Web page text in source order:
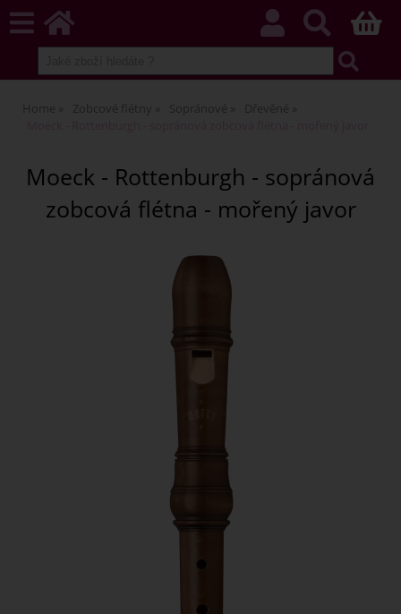
Home Zobcové flétny Sopránové
Dřevěné
Moeck - Rottenburgh - sopránová
zobcová flétna - mořený javor